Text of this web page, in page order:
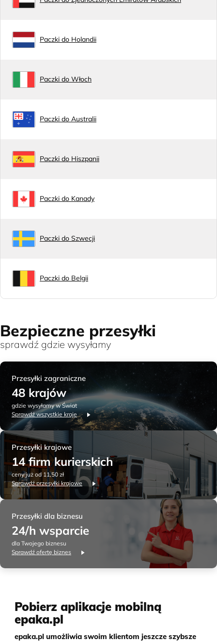
Paczki do Holandii
Paczki do Włoch
Paczki do Australii
Paczki do Hiszpanii
Paczki do Kanady
Paczki do Szwecji
Paczki do Belgii
Bezpieczne przesyłki
sprawdź gdzie wysyłamy
Przesyłki zagraniczne
48 krajów
gdzie wysyłamy w Świat
Sprawdź wszystkie kraje
Przesyłki krajowe
14 firm kurierskich
ceny już od 11,50 zł
Sprawdź przesyłki krajowe
Przesyłki dla biznesu
24/h wsparcie
dla Twojego biznesu
Sprawdź ofertę biznes
Pobierz aplikacje mobilną
epaka.pl
epaka.pl umożliwia swoim klientom jeszcze szybsze